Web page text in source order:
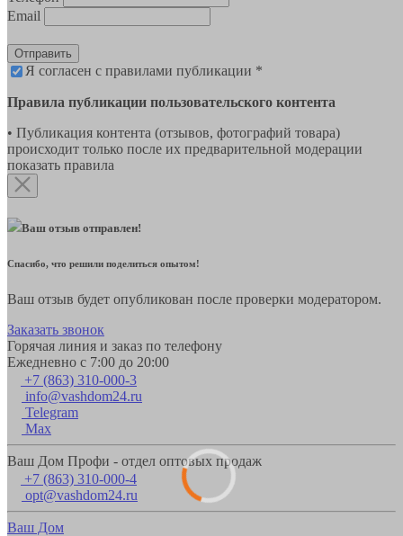
Email
Отправить
Я согласен с правилами публикации *
Правила публикации пользовательского контента
• Публикация контента (отзывов, фотографий товара)
происходит только после их предварительной модерации
показать правила
Ваш отзыв отправлен!
Спасибо, что решили поделиться опытом!
Ваш отзыв будет опубликован после проверки модератором.
Заказать звонок
Горячая линия и заказ по телефону
Ежедневно с 7:00 до 20:00
+7 (863) 310-000-3
info@vashdom24.ru
Telegram
Max
Ваш Дом Профи - отдел оптовых продаж
+7 (863) 310-000-4
opt@vashdom24.ru
Ваш Дом